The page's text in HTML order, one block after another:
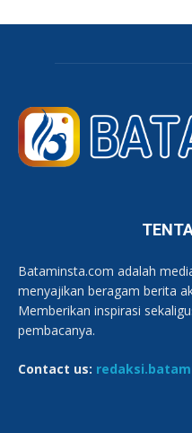
Bataminsta.com adalah
menyajikan beragam berita
Memberikan inspirasi
pembacanya.
Contact us: